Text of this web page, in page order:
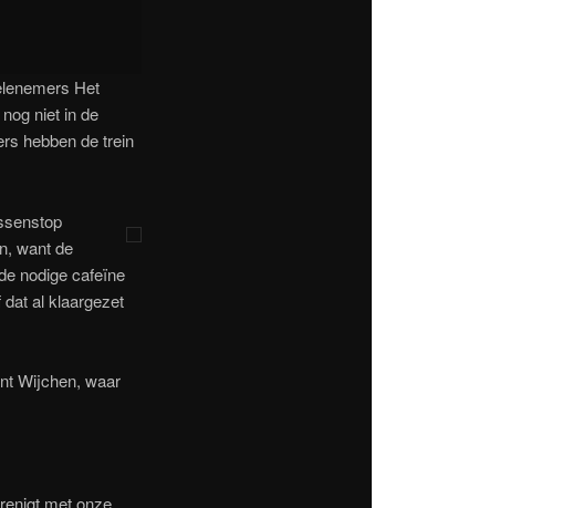
Het
niet in de
hebben de trein
want de
nodige cafeïne
al klaargezet
Wijchen, waar